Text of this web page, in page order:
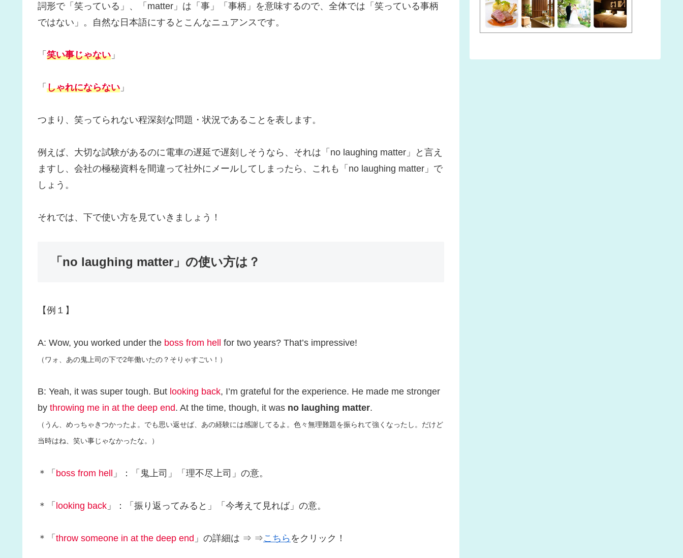
詞形で「笑っている」、「matter」は「事」「事柄」を意味するので、全体では「笑っている事柄
ではない」。自然な日本語にするとこんなニュアンスです。
「 笑い事じゃない 」
「 しゃれにならない 」
つまり、笑ってられない程深刻な問題・状況であることを表します。
例えば、大切な試験があるのに電車の遅延で遅刻しそうなら、それは「no laughing matter」と言え
ますし、会社の極秘資料を間違って社外にメールしてしまったら、これも「no laughing matter」で
しょう。
それでは、下で使い方を見ていきましょう！
「no laughing matter」の使い方は？
【例１】
A: Wow, you worked under the boss from hell for two years? That’s impressive!
（ワォ、あの鬼上司の下で2年働いたの？そりゃすごい！）
B: Yeah, it was super tough. But looking back, I’m grateful for the experience. He made me stronger
by throwing me in at the deep end. At the time, though, it was no laughing matter.
（うん、めっちゃきつかったよ。でも思い返せば、あの経験には感謝してるよ。色々無理難題を振られて強くなったし。だけど
当時はね、笑い事じゃなかったな。）
＊「 boss from hell 」：「鬼上司」「理不尽上司」の意。
＊「 looking back 」：「振り返ってみると」「今考えて見れば」の意。
＊「 throw someone in at the deep end 」の詳細は ⇒ ⇒こちら をクリック！